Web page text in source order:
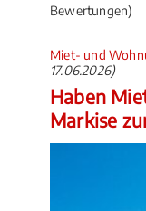
Bewertungen)
Miet- und
17.06.2026)
Haben
Markise